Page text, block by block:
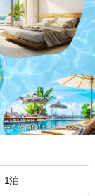
※この画像はイメージです